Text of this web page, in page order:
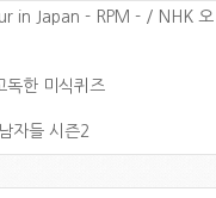
in Japan - RPM - / NHK 오
독한 미식퀴즈
자들 시즌2